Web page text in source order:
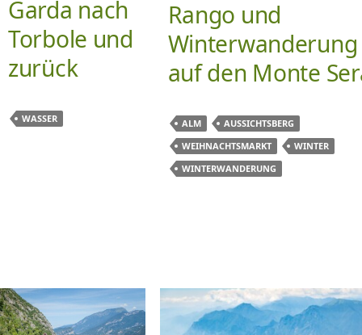
Garda nach
Torbole und
zurück
WASSER
Rango und
Winterwanderung
auf den Monte
ALM
AUSSICHTSBERG
WEIHNACHTSMARKT
WINTER
WINTERWANDERUNG